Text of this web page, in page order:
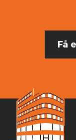
Få